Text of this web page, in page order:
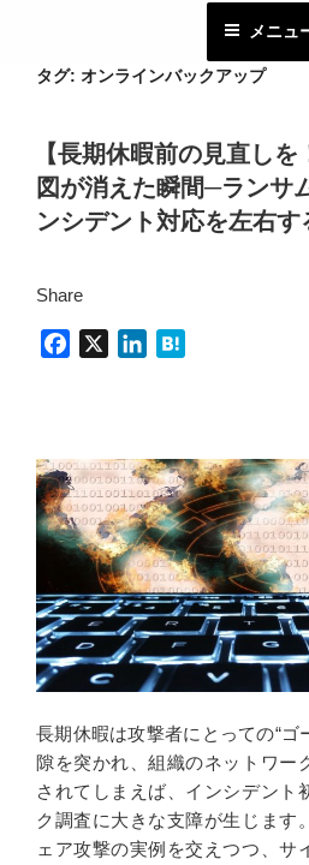
メニュ
タグ: オンラインバックアップ
【長期休暇前の見直し
図が消えた瞬間─ランサ
ンシデント対応を左右す
Share
b
o
o
k
e
d
I
n
n
a
長期休暇は攻撃者にとっての“ゴ
隙を突かれ、組織のネットワー
されてしまえば、インシデント
ク調査に大きな支障が生じます
ェア攻撃の実例を交えつつ、サ